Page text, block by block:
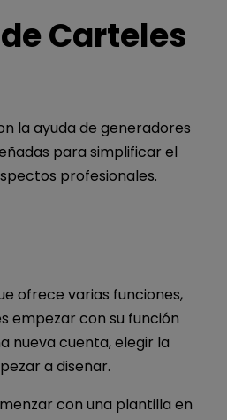
Carteles
la ayuda de generadores
para simplificar el
profesionales.
ofrece varias funciones,
empezar con su función
nueva cuenta, elegir la
a diseñar.
con una plantilla en